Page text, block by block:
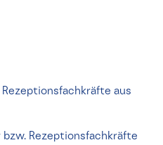
aus
Rezeptionsfachkräfte